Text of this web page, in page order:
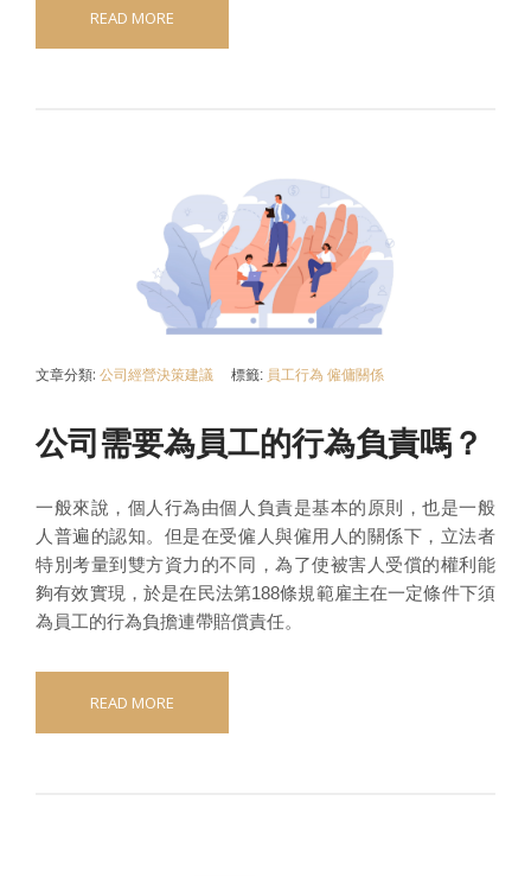
READ MORE
文章分類: 公司經營決策建議 標籤: 員工行為 僱傭關係
公司需要為員工的行為負責嗎？
一般來說，個人行為由個人負責是基本的原則，也是一般
人普遍的認知。但是在受僱人與僱用人的關係下，立法者
特別考量到雙方資力的不同，為了使被害人受償的權利能
夠有效實現，於是在民法第188條規範雇主在一定條件下須
為員工的行為負擔連帶賠償責任。
READ MORE